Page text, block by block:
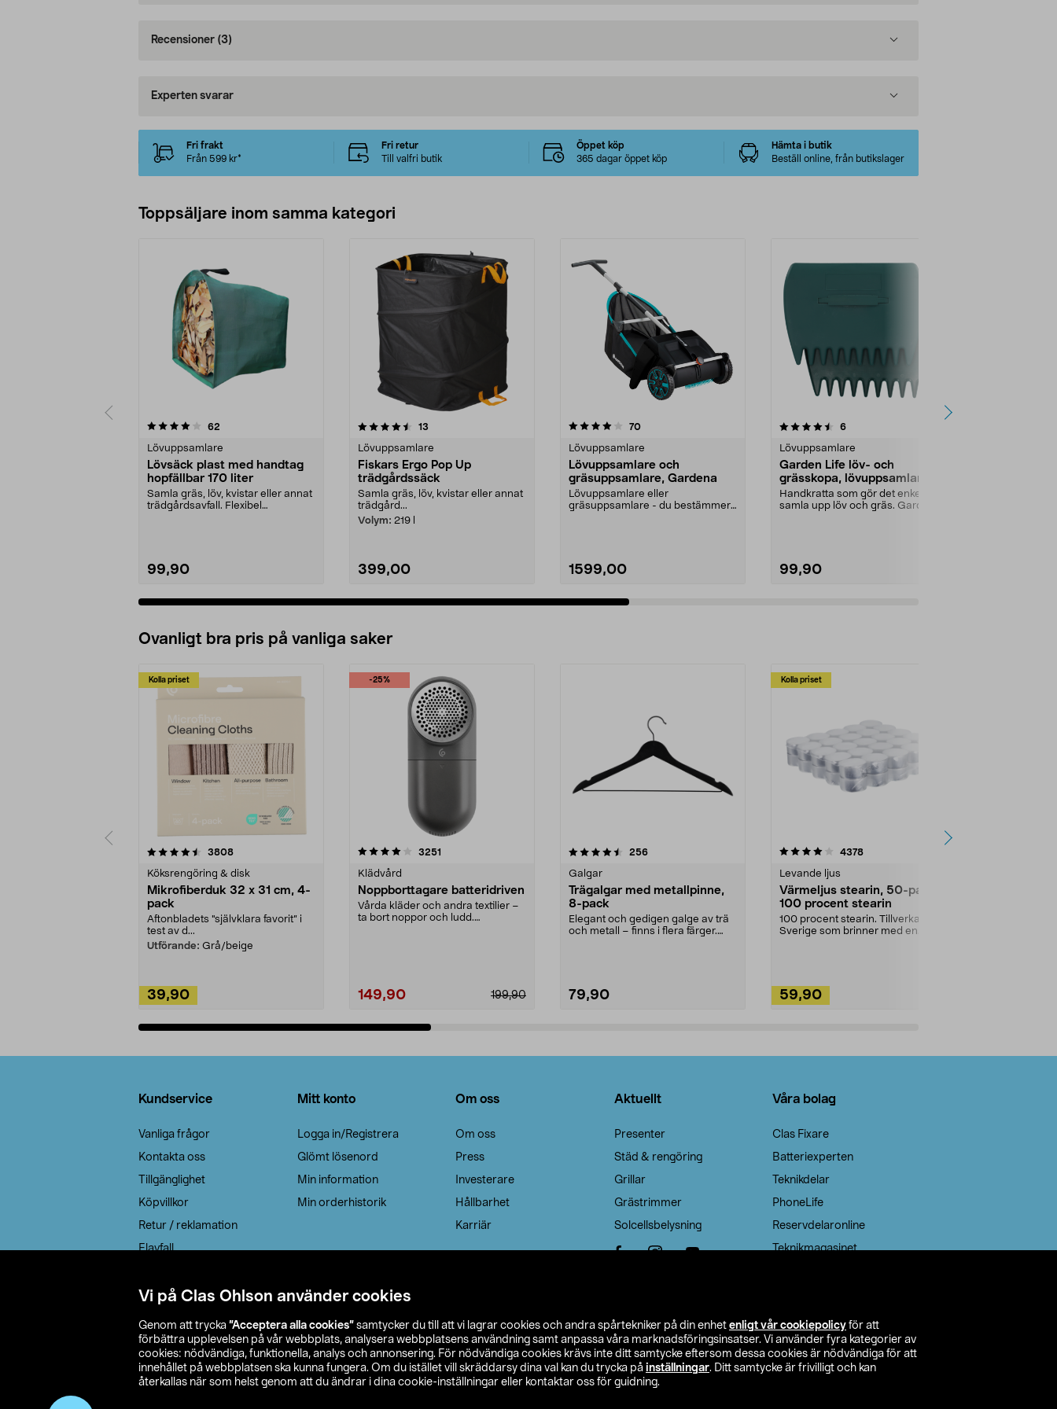
Vi på Clas Ohlson använder cookies
Genom att trycka ”Acceptera alla cookies” samtycker du till att vi lagrar cookies och andra spårtekniker på din enhet enligt vår cookiepolicy för att
förbättra upplevelsen på vår webbplats, analysera webbplatsens användning samt anpassa våra marknadsföringsinsatser. Vi använder fyra kategorier av
cookies: nödvändiga, funktionella, analys och annonsering. För nödvändiga cookies krävs inte ditt samtycke eftersom dessa cookies är nödvändiga för att
innehållet på webbplatsen ska kunna fungera. Om du istället vill skräddarsy dina val kan du trycka på inställningar. Ditt samtycke är frivilligt och kan
återkallas när som helst genom att du ändrar i dina cookie-inställningar eller kontaktar oss för guidning.
Recensioner (3)
Experten svarar
Fri frakt
Från 599 kr*
Fri retur
Till valfri butik
Öppet köp
365 dagar öppet köp
Hämta i butik
Beställ online, från butikslager
Toppsäljare inom samma kategori
62
Lövuppsamlare
Lövsäck plast med handtag
hopfällbar 170 liter
Samla gräs, löv, kvistar eller annat
trädgårdsavfall. Flexibel
99,90
4.5 av 5 stjärnor 13
Lövuppsamlare
Fiskars Ergo Pop Up
trädgårdssäck
Samla gräs, löv, kvistar eller annat
trädgård...
Volym: 219 l
399,00
4.0 av 5 stjärnor 70recensioner
Lövuppsamlare
Lövuppsamlare och
gräsuppsamlare, Gardena
Lövuppsamlare eller
gräsuppsamlare - du bestämmer.
1599,00
4.5 av 5 stjärnor 6recensioner
Lövuppsamlare
Garden Life löv- och
grässkopa, lövuppsamlare,
2-pack
Handkratta som gör det enkelt att
samla upp löv och gräs. Garden
99,90
5.0 av 5 stjärnor
Ovanligt bra pris på vanliga saker
Kolla priset
3808recensioner
Köksrengöring & disk
Mikrofiberduk 32 x 31 cm, 4-
pack
Aftonbladets "självklara favorit” i
test av d...
Utförande: Grå/beige
39,90
-25%
4.0av 5 stjärnor 3251
Klädvård
Noppborttagare batteridriven
Vårda kläder och andra textilier –
ta bort noppor och ludd.
199,90
149,90
4.5av 5 stjärnor 256recensioner
Galgar
Trägalgar med metallpinne,
8-pack
Elegant och gedigen galge av trä
och metall – finns i flera färger.
79,90
Kolla priset
4.0av 5 stjärnor 4378recensioner
Levande ljus
Värmeljus stearin, 50-pack,
100 procent stearin
100 procent stearin. Tillverkade i
Sverige som brinner med en
59,90
4.5av 5 stjärnor
Kundservice
Vanliga frågor
Kontakta oss
Tillgänglighet
Köpvillkor
Retur / reklamation
Elavfall
Leveransalternativ
Mitt konto
Logga in/Registrera
Glömt lösenord
Min information
Min orderhistorik
Om oss
Om oss
Press
Investerare
Hållbarhet
Karriär
Aktuellt
Presenter
Städ & rengöring
Grillar
Grästrimmer
Solcellsbelysning
Våra bolag
Clas Fixare
Batteriexperten
Teknikdelar
PhoneLife
Reservdelaronline
Teknikmagasinet